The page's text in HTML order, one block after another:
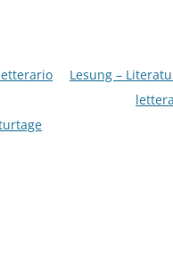
Lesung –